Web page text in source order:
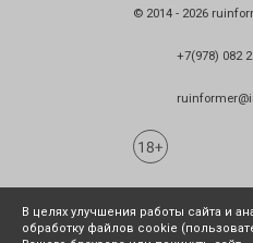
© 2014 - 2026
+7(978) 082
В целях улучшения работы сайта и
обработку файлов cookie